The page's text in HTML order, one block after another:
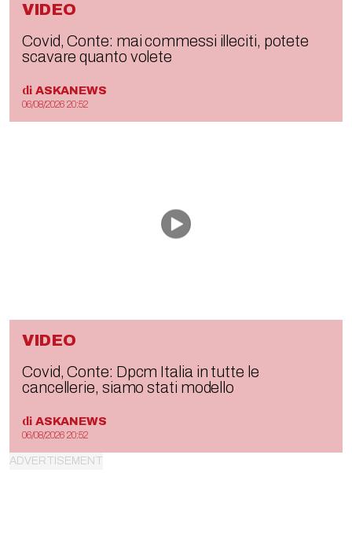
VIDEO
Covid, Conte: mai commessi illeciti, potete
scavare quanto volete
di ASKANEWS
06/08/2026 20:52
VIDEO
Covid, Conte: Dpcm Italia in tutte le
cancellerie, siamo stati modello
di ASKANEWS
06/08/2026 20:52